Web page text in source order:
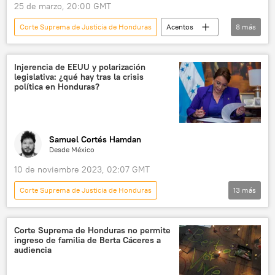
25 de marzo, 20:00 GMT
Corte Suprema de Justicia de Honduras
Acentos
política
José Antonio Kast
Gabriel Boric
Chile
Brasil
ONU Michelle Bachelet
8 más
Injerencia de EEUU y polarización
legislativa: ¿qué hay tras la crisis
política en Honduras?
Samuel Cortés Hamdan
Desde México
10 de noviembre 2023, 02:07 GMT
Corte Suprema de Justicia de Honduras
América Latina
Honduras
Elecciones generales en Honduras (2021)
Congreso de Honduras
Xiomara Castro
13 más
Corte Suprema de Honduras no permite
ingreso de familia de Berta Cáceres a
audiencia